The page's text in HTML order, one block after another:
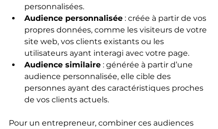
personnalisées.
Audience personnalisée : créée à partir de vos
propres données, comme les visiteurs de votre
site web, vos clients existants ou les
utilisateurs ayant interagi avec votre page.
Audience similaire : générée à partir d’une
audience personnalisée, elle cible des
personnes ayant des caractéristiques proches
de vos clients actuels.
Pour un entrepreneur, combiner ces audiences